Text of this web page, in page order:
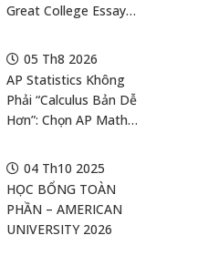
Great College Essay
Bài Luận Như Một Bài
Nghiên Cứu Nhỏ
(Values × Vulnerability
× Insight × Craft)
05 Th8 2026
AP Statistics Không
Phải “Calculus Bản Dễ
Hơn”: Chọn AP Math
Không Theo Môn Nào
Nghe Dễ Lấy Điểm
Hơn
04 Th10 2025
HỌC BỔNG TOÀN
PHẦN – AMERICAN
UNIVERSITY 2026